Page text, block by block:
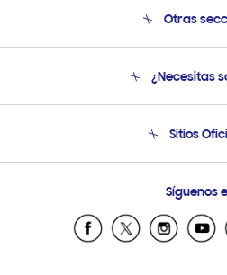
Otras
Soporte
Condiciones de
¿Necesitas
Soporte vía
Sitios
Samsung
Samsung El
Síguenos